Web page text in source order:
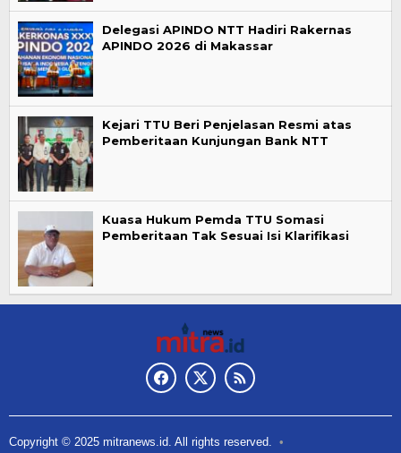
Delegasi APINDO NTT Hadiri Rakernas
APINDO 2026 di Makassar
Kejari TTU Beri Penjelasan Resmi atas
Pemberitaan Kunjungan Bank NTT
Kuasa Hukum Pemda TTU Somasi
Pemberitaan Tak Sesuai Isi Klarifikasi
Copyright © 2025 mitranews.id. All rights reserved.